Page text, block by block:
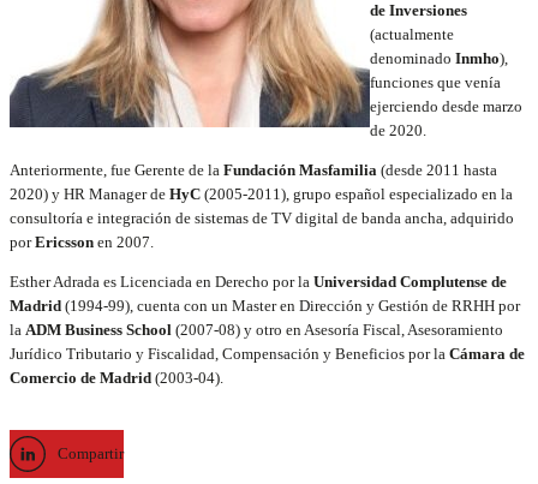
de Inversiones
(actualmente
denominado Inmho),
funciones que venía
ejerciendo desde marzo
de 2020.
Anteriormente, fue Gerente de la Fundación Masfamilia (desde 2011 hasta
2020) y HR Manager de HyC (2005-2011), grupo español especializado en la
consultoría e integración de sistemas de TV digital de banda ancha, adquirido
porEricsson en 2007.
Esther Adrada es Licenciada en Derecho por la Universidad Complutense de
Madrid (1994-99), cuenta con un Master en Dirección y Gestión de RRHH por
la ADM Business School (2007-08) y otro en Asesoría Fiscal, Asesoramiento
Jurídico Tributario y Fiscalidad, Compensación y Beneficios por la Cámara de
Comercio de Madrid (2003-04).
Compartir